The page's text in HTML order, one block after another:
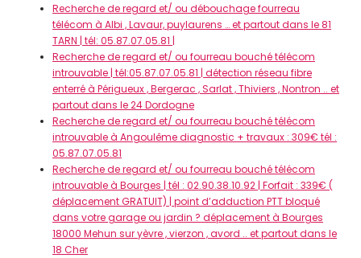
Recherche de regard et/ ou débouchage fourreau
télécom à Albi , Lavaur, puylaurens … et partout dans le 81
TARN | tél: 05.87.07.05.81 |
Recherche de regard et/ ou fourreau bouché télécom
introuvable | tél:05.87.07.05.81 | détection réseau fibre
enterré à Périgueux , Bergerac , Sarlat , Thiviers , Nontron .. et
partout dans le 24 Dordogne
Recherche de regard et/ ou fourreau bouché télécom
introuvable à Angoulême diagnostic + travaux : 309€ tél :
05.87.07.05.81
Recherche de regard et/ ou fourreau bouché télécom
introuvable à Bourges | tél : 02.90.38.10.92 | Forfait : 339€ (
déplacement GRATUIT) | point d’adduction PTT bloqué
dans votre garage ou jardin ? déplacement à Bourges
18000 Mehun sur yèvre , vierzon , avord .. et partout dans le
18 Cher